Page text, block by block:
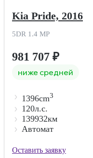
Kia Pride, 2016
5DR 1.4 MP
981 707 ₽
ниже средней
1396cm3
120л.с.
139932км
Автомат
Оставить заявку